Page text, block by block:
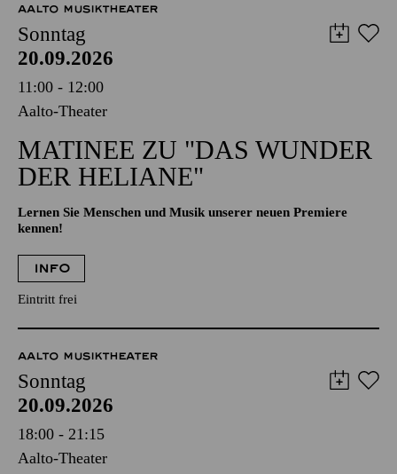
AALTO MUSIKTHEATER
Sonntag
20.09.2026
11:00 - 12:00
Aalto-Theater
MATINEE ZU "DAS WUNDER
DER HELIANE"
Lernen Sie Menschen und Musik unserer neuen Premiere
kennen!
INFO
Eintritt frei
AALTO MUSIKTHEATER
Sonntag
20.09.2026
18:00 - 21:15
Aalto-Theater